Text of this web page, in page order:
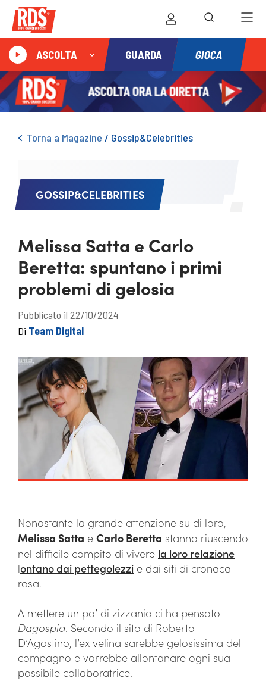
ASCOLTA GUARDA GIOCA
Torna a Magazine / Gossip&Celebrities
GOSSIP&CELEBRITIES
Melissa Satta e Carlo
Beretta: spuntano i primi
problemi di gelosia
Pubblicato il 22/10/2024
Di Team Digital
Nonostante la grande attenzione su di loro,
Melissa Satta e Carlo Beretta stanno riuscendo
nel difficile compito di vivere la loro relazione
lontano dai pettegolezzi e dai siti di cronaca
rosa.
A mettere un po’ di zizzania ci ha pensato
Dagospia. Secondo il sito di Roberto
D’Agostino, l’ex velina sarebbe gelosissima del
compagno e vorrebbe allontanare ogni sua
possibile collaboratrice.